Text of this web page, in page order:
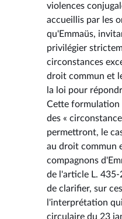
violences
accueillis par les
qu'Emmaüs,
privilégier
circonstances
droit commun et
la loi pour
Cette formulation
des «
permettront, le
au droit commun
compagnons
de l'article L. 435-
de clarifier, sur
l'interprétation
circulaire du 23